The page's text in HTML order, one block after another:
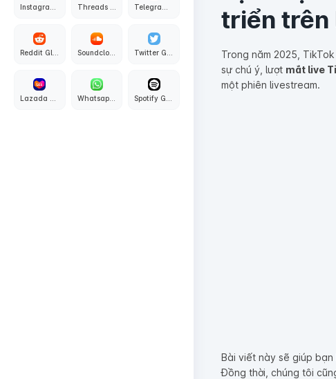
Soundcloud Global
Whatsapp Global
triển
Trong năm 2025,
sự chú ý, lượt mắt live
một phiên livestream.
Bài viết này sẽ giúp
Đồng thời, chúng tôi